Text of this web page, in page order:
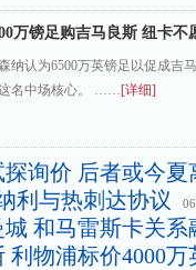
万镑足购吉马良斯 纽卡不
纳认为6500万英镑足以促成吉
名中场核心。 ……[详细]
询价 后者或今夏
利与热刺达协议
和马雷斯卡关系
物浦标价4000万